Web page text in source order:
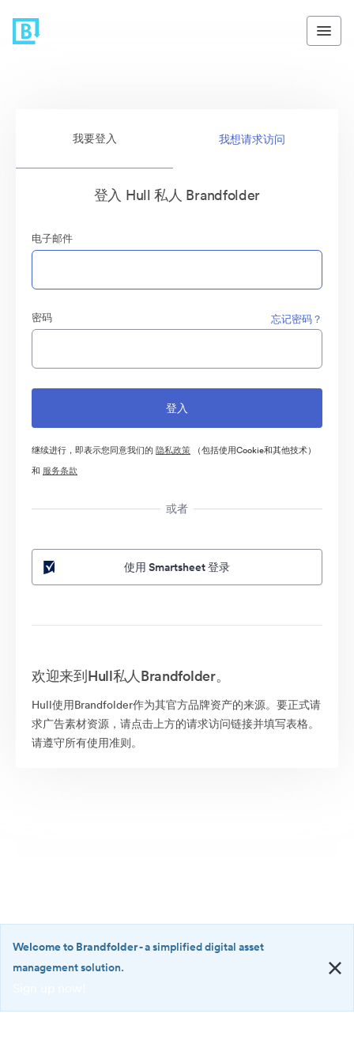
我要登入 我想请求访问
登入 Hull 私人 Brandfolder
电子邮件
密码 忘记密码？
继续进行，即表示您同意我们的 隐私政策 （包括使用Cookie和其他技术）
和 服务条款
或者
使用 Smartsheet 登录
欢迎来到Hull私人Brandfolder。
Hull使用Brandfolder作为其官方品牌资产的来源。要正式请
求广告素材资源，请点击上方的请求访问链接并填写表格。
请遵守所有使用准则。
·
Welcome to Brandfolder- a simplified digital asset
management solution.